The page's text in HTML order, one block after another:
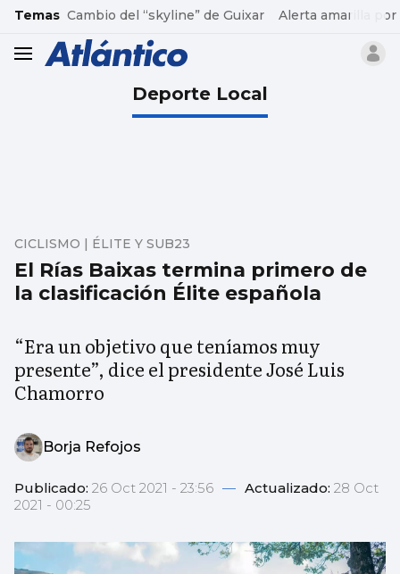
common.go-to-content
Temas Cambio del “skyline” de Guixar Alerta amarilla por
header.menu.open
Deporte Local
El Rías Baixas termina primero de
la clasificación Élite española
CICLISMO | ÉLITE Y SUB23
“Era un objetivo que teníamos muy
presente”, dice el presidente José Luis
Chamorro
Borja Refojos
Publicado: 26 Oct 2021 - 23:56 — Actualizado: 28 Oct
2021 - 00:25